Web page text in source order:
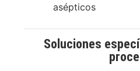
asépticos
Soluciones